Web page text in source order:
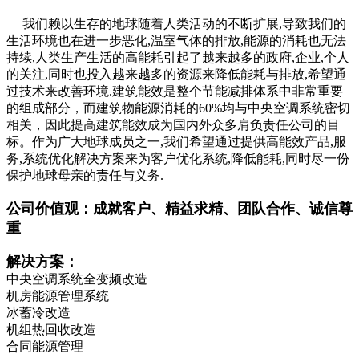
我们赖以生存的地球随着人类活动的不断扩展,导致我们的
生活环境也在进一步恶化,温室气体的排放,能源的消耗也无法
持续,人类生产生活的高能耗引起了越来越多的政府,企业,个人
的关注,同时也投入越来越多的资源来降低能耗与排放,希望通
过技术来改善环境.建筑能效是整个节能减排体系中非常重要
的组成部分，而建筑物能源消耗的60%均与中央空调系统密切
相关，因此提高建筑能效成为国内外众多肩负责任公司的目
标。作为广大地球成员之一,我们希望通过提供高能效产品,服
务,系统优化解决方案来为客户优化系统,降低能耗,同时尽一份
保护地球母亲的责任与义务.
公司价值观：成就客户、精益求精、团队合作、诚信尊
重
解决方案：
中央空调系统全变频改造
机房能源管理系统
冰蓄冷改造
机组热回收改造
合同能源管理